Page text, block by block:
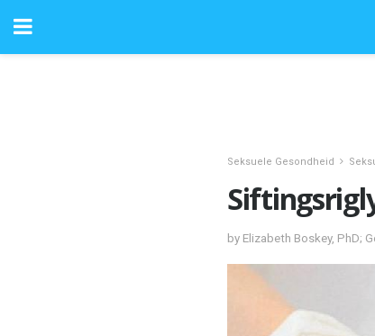
Seksuele Gesondheid
by Elizabeth Boskey, PhD;